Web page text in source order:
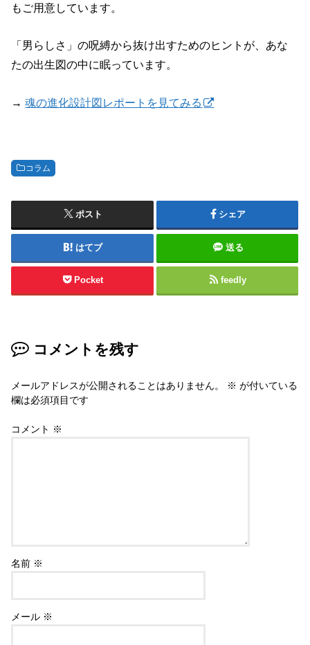
もご用意しています。
「男らしさ」の呪縛から抜け出すためのヒントが、あな
たの出生図の中に眠っています。
→魂の進化設計図レポートを見てみる
コラム
ポスト シェア
はてブ 送る
Pocket feedly
コメントを残す
メールアドレスが公開されることはありません。 ※ が付いている
欄は必須項目です
コメント ※
名前 ※
メール ※